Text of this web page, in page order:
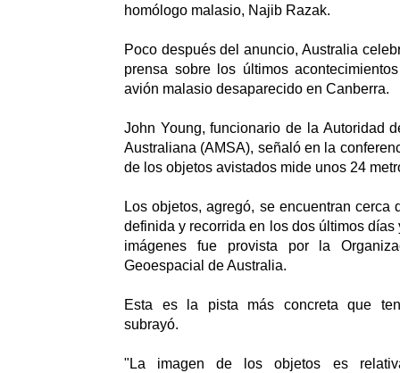
homólogo malasio, Najib Razak.
Poco después del anuncio, Australia
prensa sobre los últimos
avión malasio desaparecido en Canberra.
John Young, funcionario de la Autoridad
Australiana (AMSA), señaló en la
de los objetos avistados mide unos 24
Los objetos, agregó, se encuentran cerca
definida y recorrida en los dos últimos
imágenes fue provista por la
Geoespacial de Australia.
Esta es la pista más concreta que
subrayó.
"La imagen de los objetos es